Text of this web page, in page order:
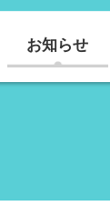
お知らせ